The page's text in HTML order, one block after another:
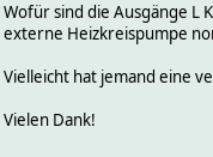
Wofür sind die Ausgänge L
externe Heizkreispumpe
Vielleicht hat jemand eine
Vielen Dank!